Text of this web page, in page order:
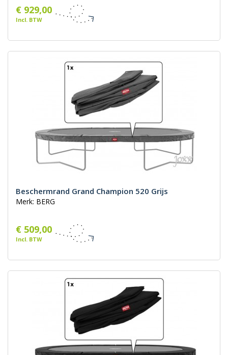
€ 929,00
Incl. BTW
Beschermrand Grand Champion 520 Grijs
Merk: BERG
€ 509,00
Incl. BTW